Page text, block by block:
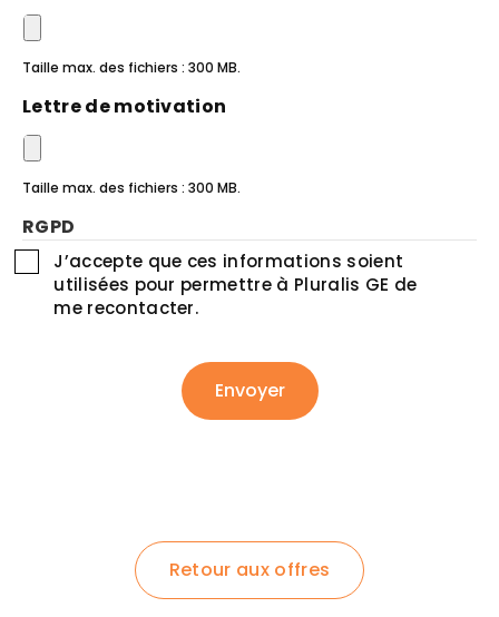
Taille max. des fichiers : 300 MB.
Lettre de motivation
Taille max. des fichiers : 300 MB.
RGPD
J’accepte que ces informations soient
utilisées pour permettre à Pluralis GE de
me recontacter.
Retour aux offres